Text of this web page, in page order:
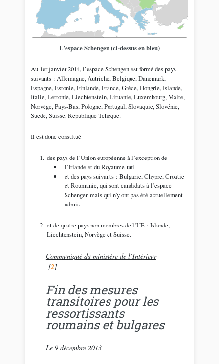
L’espace Schengen (ci-dessus en bleu)
Au 1er janvier 2014, l’espace Schengen est formé des pays
suivants : Allemagne, Autriche, Belgique, Danemark,
Espagne, Estonie, Finlande, France, Grèce, Hongrie, Islande,
Italie, Lettonie, Liechtenstein, Lituanie, Luxembourg, Malte,
Norvège, Pays-Bas, Pologne, Portugal, Slovaquie, Slovénie,
Suède, Suisse, République Tchèque.
Il est donc constitué
des pays de l’Union européenne à l’exception de
l’Irlande et du Royaume-uni
et des pays suivants : Bulgarie, Chypre, Croatie
et Roumanie, qui sont candidats à l’espace
Schengen mais qui n’y ont pas été actuellement
admis
et de quatre pays non membres de l’UE : Islande,
Liechtenstein, Norvège et Suisse.
Communiqué du ministère de l’Intérieur
[2]
Fin des mesures
transitoires pour les
ressortissants
roumains et bulgares
Le 9 décembre 2013